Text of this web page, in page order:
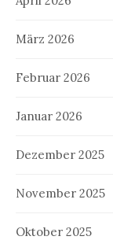
März 2026
Februar 2026
Januar 2026
Dezember 2025
November 2025
Oktober 2025